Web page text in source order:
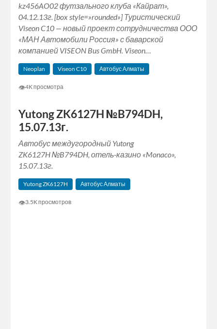
kz456AO02 футзального клуба «Кайрат»,
04.12.13г. [box style=»rounded»] Туристический
Viseon C10 — новый проект сотрудничества ООО
«МАН Автомобили Россия» с баварской
компанией VISEON Bus GmbH. Viseon…
Neoplan Viseon C10 Автобус Алматы
👁4K просмотра
Yutong ZK6127H №B794DH,
15.07.13г.
Автобус междугородный Yutong
ZK6127H №B794DH, отель-казино «Monaco»,
15.07.13г.
Yutong ZK6127H Автобус Алматы
👁3.5K просмотров